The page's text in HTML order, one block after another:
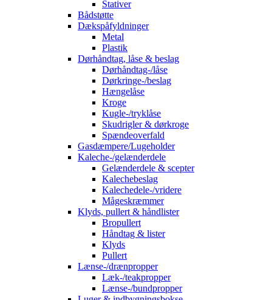
Stativer
Bådstøtte
Dækspåfyldninger
Metal
Plastik
Dørhåndtag, låse & beslag
Dørhåndtag-/låse
Dørkringe-/beslag
Hængelåse
Kroge
Kugle-/tryklåse
Skudrigler & dørkroge
Spændeoverfald
Gasdæmpere/Lugeholder
Kaleche-/gelænderdele
Gelænderdele & scepter
Kalechebeslag
Kalechedele-/vridere
Mågeskræmmer
Klyds, pullert & håndlister
Bropullert
Håndtag & lister
Klyds
Pullert
Lænse-/drænpropper
Læk-/teakpropper
Lænse-/bundpropper